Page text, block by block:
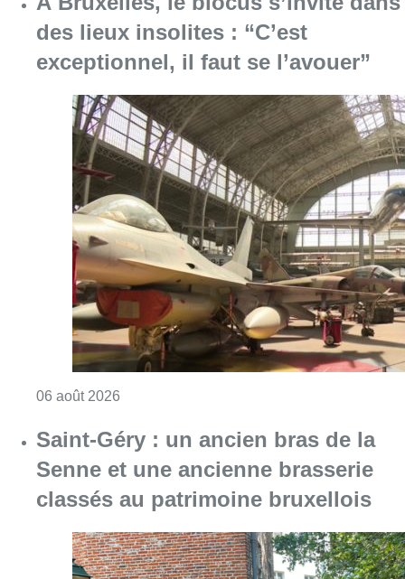
06 août 2026Consulter l'article "À Bruxelles, le blocus
Saint-Géry : un ancien bras de la
Senne et une ancienne brasserie
classés au patrimoine bruxellois